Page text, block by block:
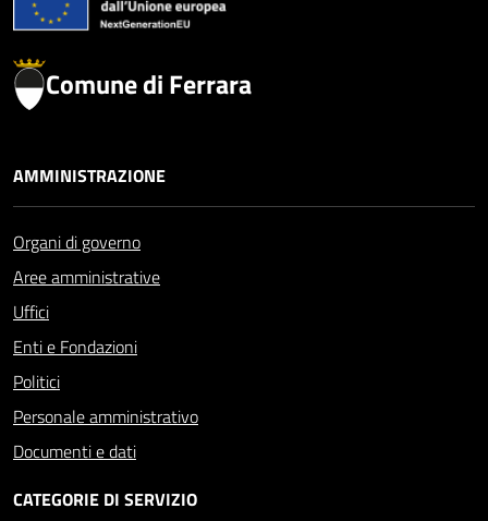
Comune di Ferrara
AMMINISTRAZIONE
Organi di governo
Aree amministrative
Uffici
Enti e Fondazioni
Politici
Personale amministrativo
Documenti e dati
CATEGORIE DI SERVIZIO